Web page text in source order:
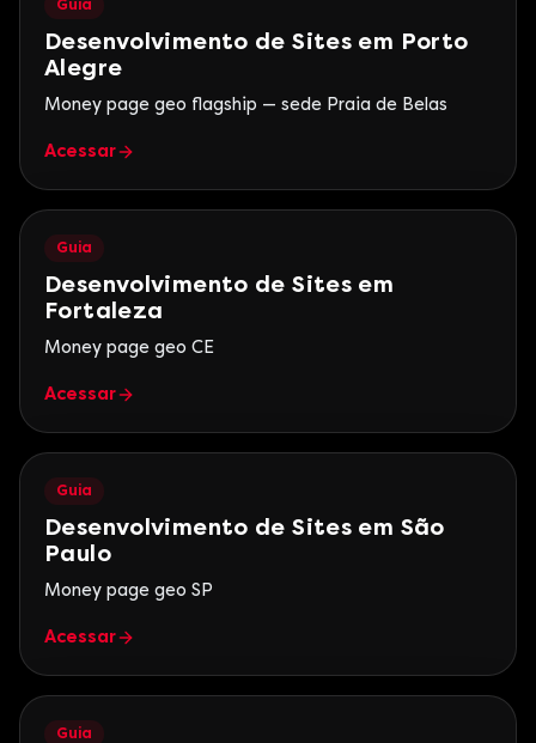
Guia
Desenvolvimento de Sites em Porto
Alegre
Money page geo flagship — sede Praia de Belas
Acessar
Guia
Desenvolvimento de Sites em
Fortaleza
Money page geo CE
Acessar
Guia
Desenvolvimento de Sites em São
Paulo
Money page geo SP
Acessar
Guia